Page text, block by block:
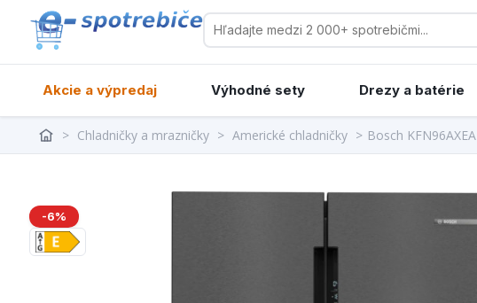
Akcie a výpredaj Výhodné sety Drezy a batérie
> Chladničky a mrazničky > Americké chladničky > Bosch KFN96AXEA
-6%